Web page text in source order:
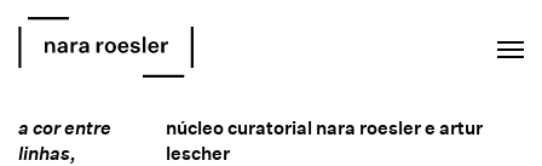
núcleo curatorial nara roesler e artur
lescher
a cor entre
linhas,